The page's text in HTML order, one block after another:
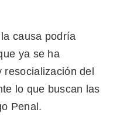
causa podría
ya se ha
del
lo que buscan las
Penal.